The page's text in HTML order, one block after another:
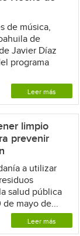
de música,
de
Javier Díaz
programa
Leer más
limpio
prevenir
a utilizar
salud pública
de mayo de...
Leer más